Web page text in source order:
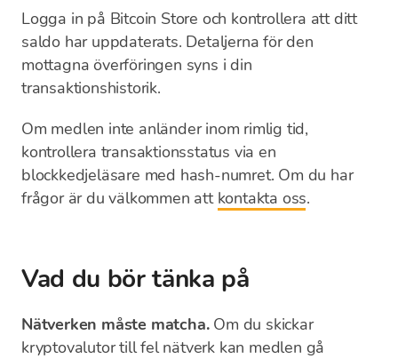
Logga in på Bitcoin Store och kontrollera att ditt
saldo har uppdaterats. Detaljerna för den
mottagna överföringen syns i din
transaktionshistorik.
Om medlen inte anländer inom rimlig tid,
kontrollera transaktionsstatus via en
blockkedjeläsare med hash-numret. Om du har
frågor är du välkommen att kontakta oss.
Vad du bör tänka på
Nätverken måste matcha.Om du skickar
kryptovalutor till fel nätverk kan medlen gå